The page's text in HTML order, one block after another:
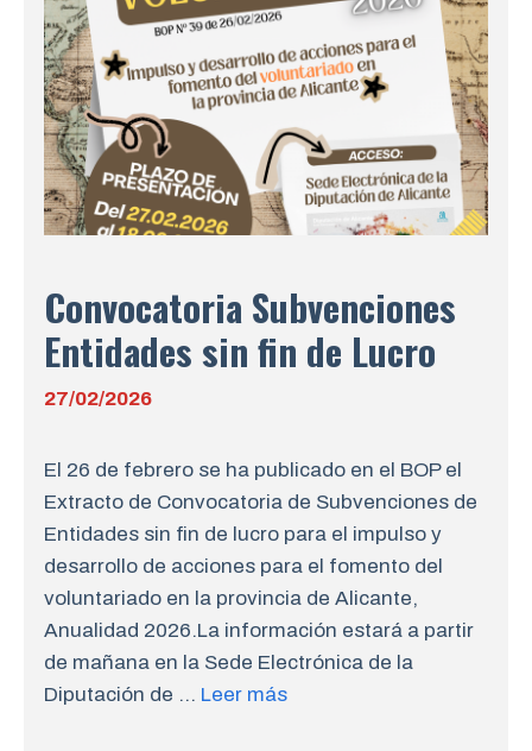
Convocatoria Subvenciones
Entidades sin fin de Lucro
27/02/2026
El 26 de febrero se ha publicado en el BOP el
Extracto de Convocatoria de Subvenciones de
Entidades sin fin de lucro para el impulso y
desarrollo de acciones para el fomento del
voluntariado en la provincia de Alicante,
Anualidad 2026.La información estará a partir
de mañana en la Sede Electrónica de la
Diputación de … Leer más